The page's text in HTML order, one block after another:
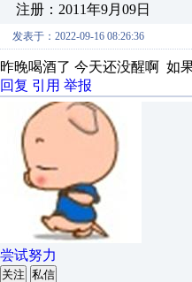
注册：2011年9月09日
发表于：2022-09-16 08:26:36
昨晚喝酒了 今天还没醒啊 如
回复 引用 举报
尝试努力
关注 私信